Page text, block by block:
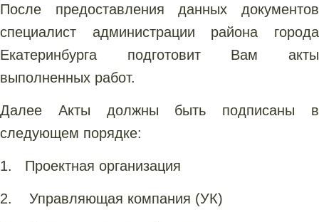
После предоставления данных документов
специалист администрации района города
Екатеринбурга подготовит Вам акты
выполненных работ.
Далее Акты должны быть подписаны в
следующем порядке:
1. Проектная организация
2. Управляющая компания (УК)